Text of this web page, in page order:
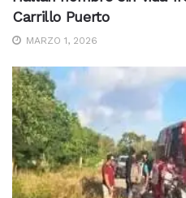
Carrillo Puerto
MARZO 1, 2026